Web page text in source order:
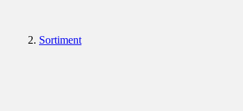
Sortiment